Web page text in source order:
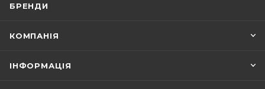
БРЕНДИ
КОМПАНІЯ
ІНФОРМАЦІЯ